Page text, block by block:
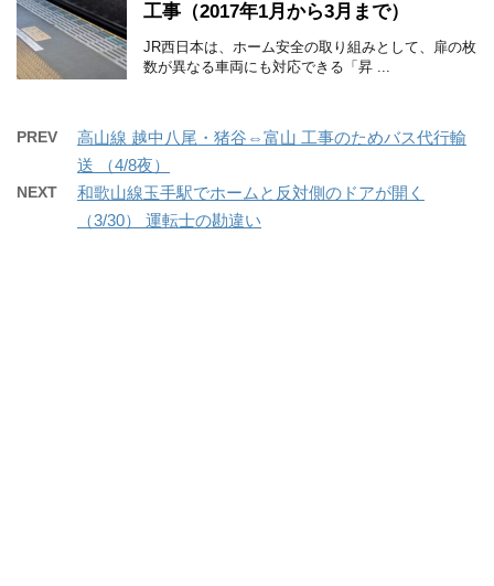
工事（2017年1月から3月まで）
JR西日本は、ホーム安全の取り組みとして、扉の枚
数が異なる車両にも対応できる「昇 ...
PREV
高山線 越中八尾・猪谷⇔富山 工事のためバス代行輸
送 （4/8夜）
NEXT
和歌山線玉手駅でホームと反対側のドアが開く
（3/30） 運転士の勘違い